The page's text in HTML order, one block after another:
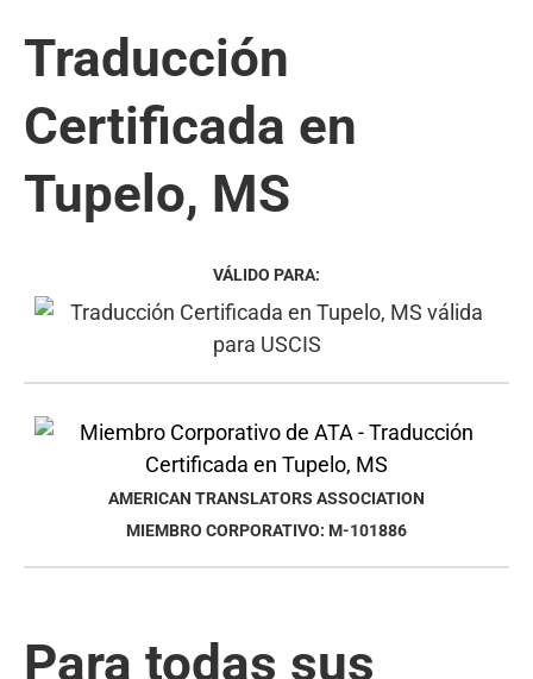
Traducción
Certificada en
Tupelo, MS
VÁLIDO PARA:
AMERICAN TRANSLATORS ASSOCIATION
MIEMBRO CORPORATIVO: M-101886
Para todas sus